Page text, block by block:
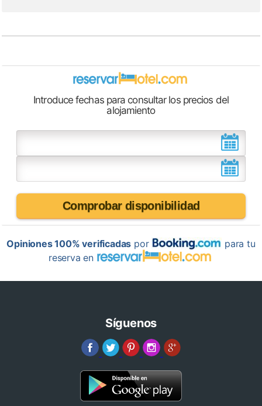
Introduce fechas para consultar los precios del
alojamiento
Comprobar disponibilidad
Opiniones 100% verificadas por
para tu
reserva en
Síguenos